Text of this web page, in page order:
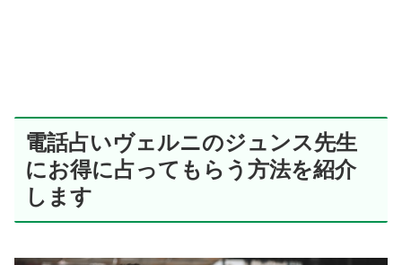
電話占いヴェルニのジュンス先生
にお得に占ってもらう方法を紹介
します